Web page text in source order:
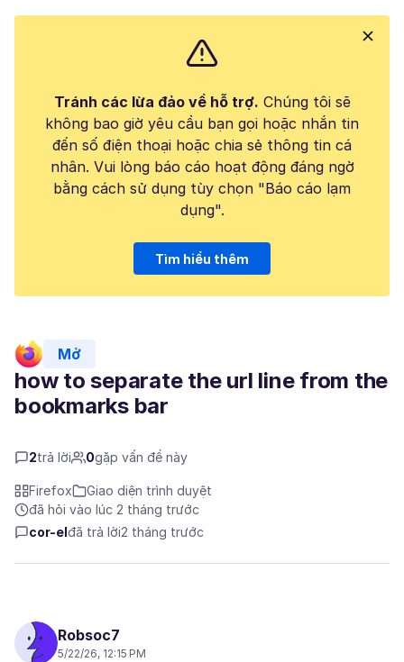
Tránh các lừa đảo về hỗ trợ. Chúng tôi sẽ
không bao giờ yêu cầu bạn gọi hoặc nhắn tin
đến số điện thoại hoặc chia sẻ thông tin cá
nhân. Vui lòng báo cáo hoạt động đáng ngờ
bằng cách sử dụng tùy chọn "Báo cáo lạm
dụng".
Tìm hiểu thêm
Mở
how to separate the url line from the
bookmarks bar
2trả lời 0gặp vấn đề này
Firefox
Giao diện trình duyệt
đã hỏi vào lúc 2 tháng trước
cor-elđã trả lời2 tháng trước
Robsoc7
5/22/26, 12:15 PM